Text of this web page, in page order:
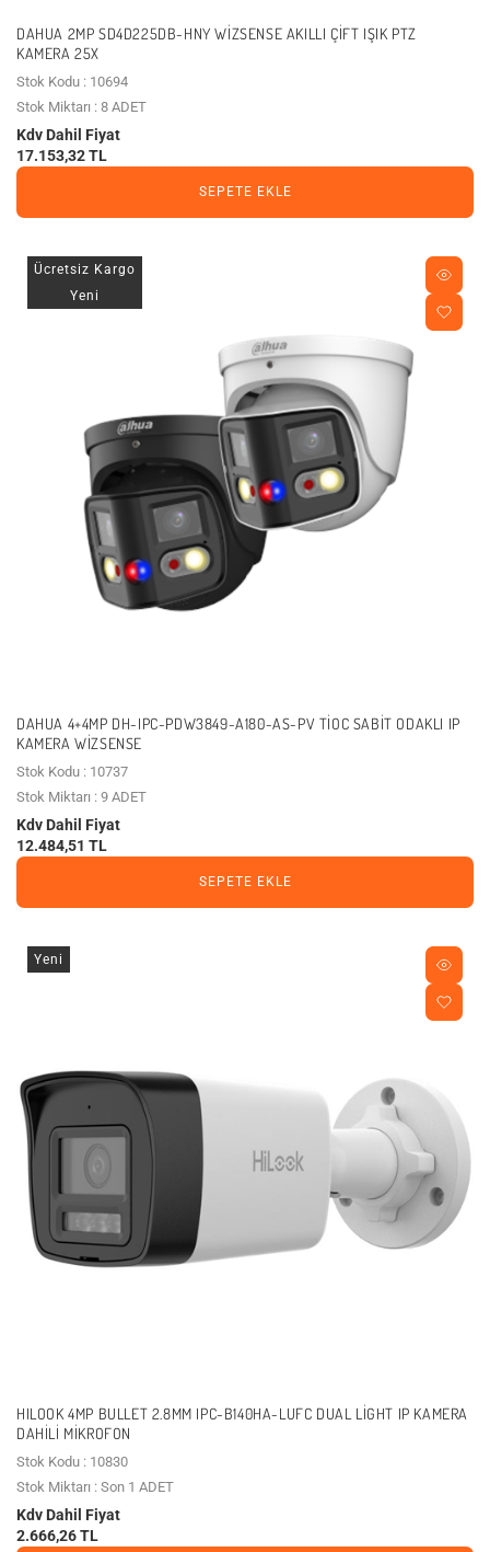
DAHUA 2MP SD4D225DB-HNY WIZSENSE AKILLI ÇIFT IŞIK PTZ
KAMERA 25X
Stok Kodu : 10694
Stok Miktarı : 8 ADET
Kdv Dahil Fiyat
17.153,32 TL
SEPETE EKLE
Ücretsiz Kargo
Yeni
DAHUA 4+4MP DH-IPC-PDW3849-A180-AS-PV TİOC SABIT ODAKLI IP
KAMERA WIZSENSE
Stok Kodu : 10737
Stok Miktarı : 9 ADET
Kdv Dahil Fiyat
12.484,51 TL
SEPETE EKLE
Yeni
HILOOK 4MP BULLET 2.8MM IPC-B140HA-LUFC DUAL LIGHT IP KAMERA
DAHILI MIKROFON
Stok Kodu : 10830
Stok Miktarı : Son 1 ADET
Kdv Dahil Fiyat
2.666,26 TL